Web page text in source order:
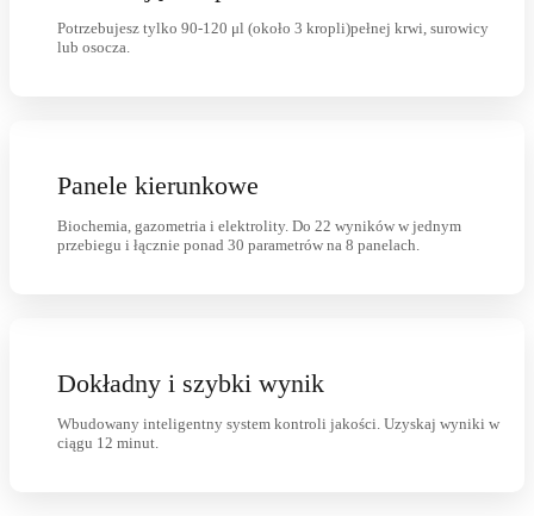
Potrzebujesz tylko 90-120 μl (około 3 kropli)pełnej krwi, surowicy
lub osocza.
Panele kierunkowe
Biochemia, gazometria i elektrolity. Do 22 wyników w jednym
przebiegu i łącznie ponad 30 parametrów na 8 panelach.
Dokładny i szybki wynik
Wbudowany inteligentny system kontroli jakości. Uzyskaj wyniki w
ciągu 12 minut.